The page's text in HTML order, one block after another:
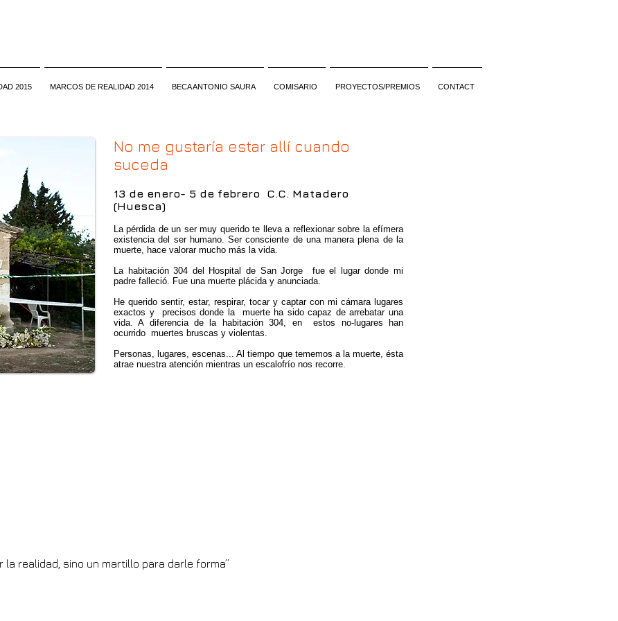
2015 MARCOS DE REALIDAD 2014 BECA ANTONIO SAURA COMISARIO PROYECTOS/PREMIOS CONTACT
No me gustaría estar allí cuando
suceda
13 de enero- 5 de febrero C.C. Matadero
(Huesca)
La pérdida de un ser muy querido te lleva a reflexionar sobre la efímera
existencia del ser humano. Ser consciente de una manera plena de la
muerte, hace valorar mucho más la vida.
La habitación 304 del Hospital de San Jorge fue el lugar donde mi
padre falleció. Fue una muerte plácida y anunciada.
He querido sentir, estar, respirar, tocar y captar con mi cámara lugares
exactos y precisos donde la muerte ha sido capaz de arrebatar una
vida. A diferencia de la habitación 304, en estos no-lugares han
ocurrido muertes bruscas y violentas.
Personas, lugares, escenas... Al tiempo que tememos a la muerte, ésta
atrae nuestra atención mientras un escalofrío nos recorre.
la realidad, sino un martillo para darle forma”